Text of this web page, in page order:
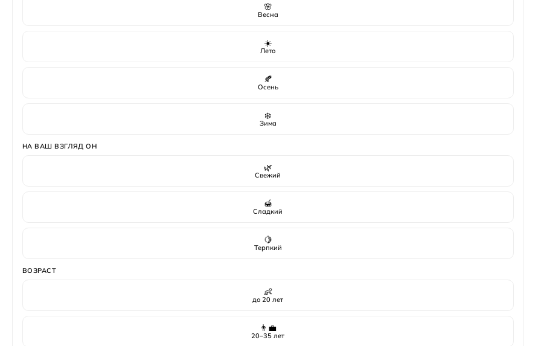
🌸
Весна
☀️
Лето
🍂
Осень
❄️
Зима
НА ВАШ ВЗГЛЯД ОН
🌿
Свежий
🍯
Сладкий
🍋
Терпкий
ВОЗРАСТ
👶
до 20 лет
👨‍💼
20–35 лет